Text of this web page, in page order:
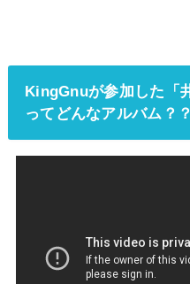
KingGnuが参加した「
ってどんなアルバム？？